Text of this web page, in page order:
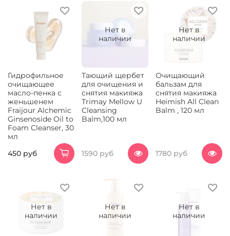
Гидрофильное
очищающее
масло-пенка с
женьшенем
Fraijour Alchemic
Ginsenoside Oil to
Foam Cleanser, 30
мл
450 руб
Нет в
наличии
Тающий щербет
для очищения и
снятия макияжа
Trimay Mellow U
Cleansing
Balm,100 мл
1590 руб
Нет в
наличии
Очищающий
бальзам для
снятия макияжа
Heimish All Clean
Balm , 120 мл
1780 руб
Нет в
наличии
Нет в
наличии
Нет в
наличии